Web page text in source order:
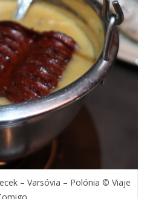
– Varsóvia – Polónia © Viaje